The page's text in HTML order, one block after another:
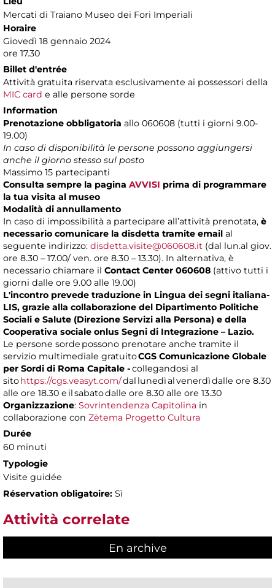
Mercati di Traiano Museo dei Fori Imperiali
Horaire
Giovedì 18 gennaio 2024
ore 17.30
Billet d'entrée
Attività gratuita riservata esclusivamente ai possessori della
MIC card e alle persone sorde
Information
Prenotazione obbligatoria allo 060608 (tutti i giorni 9.00-
19.00)
In caso di disponibilità le persone possono aggiungersi
anche il giorno stesso sul posto
Massimo 15 partecipanti
Consulta sempre la pagina AVVISI prima di programmare
la tua visita al museo
Modalità di annullamento
In caso di impossibilità a partecipare all’attività prenotata, è
necessario comunicare la disdetta tramite email al
seguente indirizzo: disdetta.visite@060608.it (dal lun.al giov.
ore 8.30 – 17.00/ ven. ore 8.30 – 13.30). In alternativa, è
necessario chiamare il Contact Center 060608 (attivo tutti i
giorni dalle ore 9.00 alle 19.00)
L'incontro prevede traduzione in Lingua dei segni italiana-
LIS, grazie alla collaborazione del Dipartimento Politiche
Sociali e Salute (Direzione Servizi alla Persona) e della
Cooperativa sociale onlus Segni di Integrazione – Lazio.
Le persone sorde possono prenotare anche tramite il
servizio multimediale gratuitoCGS Comunicazione Globale
per Sordi di Roma Capitale -collegandosi al
sitohttps://cgs.veasyt.com/dal lunedì al venerdì dalle ore 8.30
alle ore 18.30 e il sabato dalle ore 8.30 alle ore 13.30
Organizzazione: Sovrintendenza Capitolina in
collaborazione con Zètema Progetto Cultura
Durée
60 minuti
Typologie
Visite guidée
Réservation obligatoire: Sì
Attività correlate
En archive